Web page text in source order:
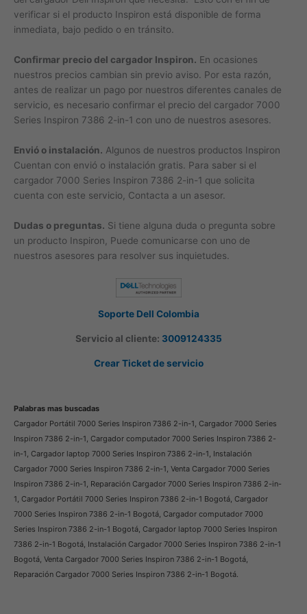
verificar si el producto Inspiron está disponible de forma
inmediata, bajo pedido o en tránsito.
Confirmar precio del cargador Inspiron. En ocasiones
nuestros precios cambian sin previo aviso. Por esta razón,
antes de realizar un pago por nuestros diferentes canales de
servicio, es necesario confirmar el precio del cargador 7000
Series Inspiron 7386 2-in-1 con uno de nuestros asesores.
Envió o instalación. Algunos de nuestros productos Inspiron
Cuentan con envió o instalación gratis. Para saber si el
cargador 7000 Series Inspiron 7386 2-in-1 que solicita
cuenta con este servicio, Contacta a un asesor.
Dudas o preguntas. Si tiene alguna duda o pregunta sobre
un producto Inspiron, Puede comunicarse con uno de
nuestros asesores para resolver sus inquietudes.
Soporte Dell Colombia
Servicio al cliente: 3009124335
Crear Ticket de servicio
Palabras mas buscadas
Cargador Portátil 7000 Series Inspiron 7386 2-in-1, Cargador 7000 Series
Inspiron 7386 2-in-1, Cargador computador 7000 Series Inspiron 7386 2-
in-1, Cargador laptop 7000 Series Inspiron 7386 2-in-1, Instalación
Cargador 7000 Series Inspiron 7386 2-in-1, Venta Cargador 7000 Series
Inspiron 7386 2-in-1, Reparación Cargador 7000 Series Inspiron 7386 2-in-
1, Cargador Portátil 7000 Series Inspiron 7386 2-in-1 Bogotá, Cargador
7000 Series Inspiron 7386 2-in-1 Bogotá, Cargador computador 7000
Series Inspiron 7386 2-in-1 Bogotá, Cargador laptop 7000 Series Inspiron
7386 2-in-1 Bogotá, Instalación Cargador 7000 Series Inspiron 7386 2-in-1
Bogotá, Venta Cargador 7000 Series Inspiron 7386 2-in-1 Bogotá,
Reparación Cargador 7000 Series Inspiron 7386 2-in-1 Bogotá.